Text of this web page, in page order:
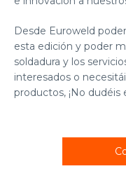
Desde Euroweld
esta edición y poder
soldadura y los
interesados o
productos, ¡No dudéis